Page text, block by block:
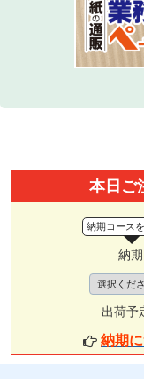
本日ご
納期コース
納
出荷予
納期